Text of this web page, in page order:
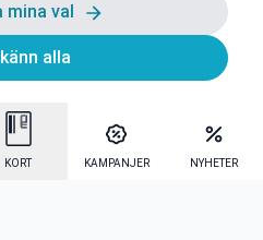
KORT KAMPANJER NYHETER
mina val
alla